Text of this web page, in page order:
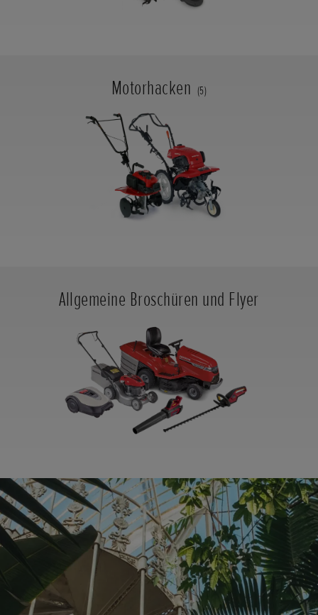
Motorhacken (5)
Allgemeine Broschüren und Flyer